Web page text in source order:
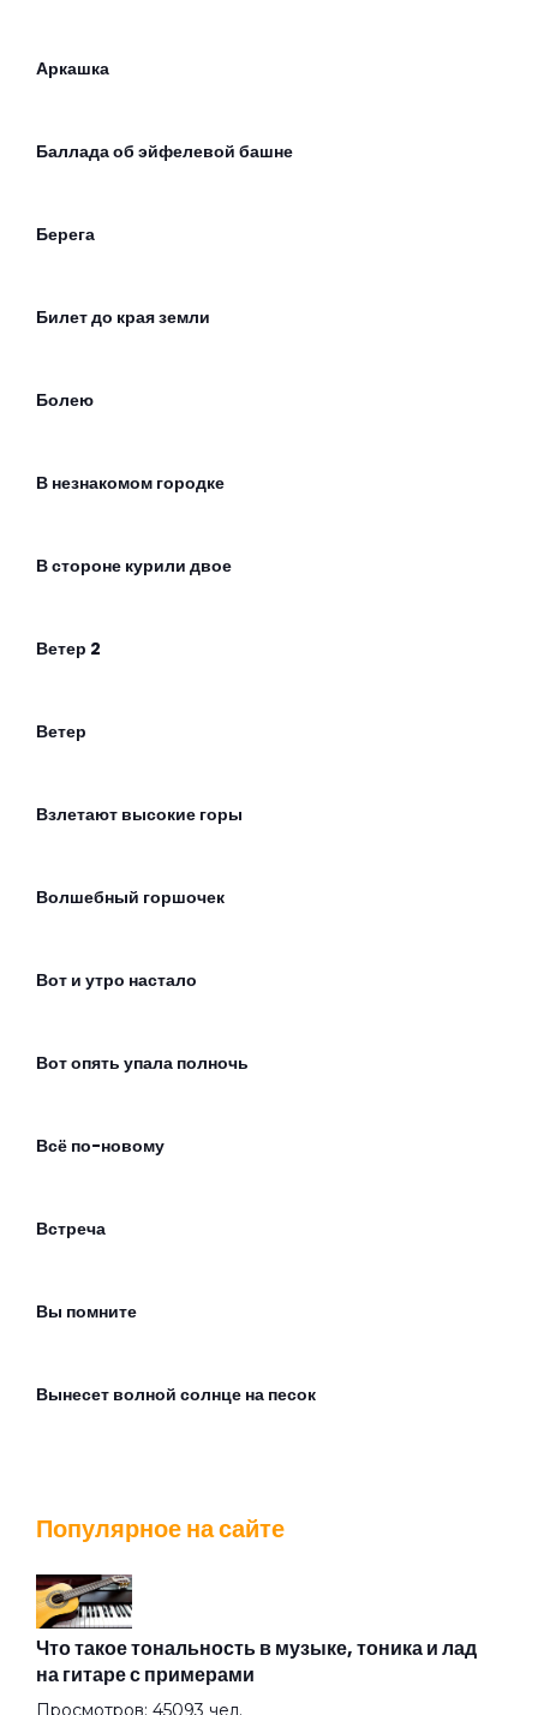
Аркашка
Баллада об эйфелевой башне
Берега
Билет до края земли
Болею
В незнакомом городке
В стороне курили двое
Ветер 2
Ветер
Взлетают высокие горы
Волшебный горшочек
Вот и утро настало
Вот опять упала полночь
Всё по-новому
Встреча
Вы помните
Вынесет волной солнце на песок
Грачи
Популярное на сайте
Что такое тональность в музыке, тоника и лад
на гитаре с примерами
Просмотров: 45093 чел.